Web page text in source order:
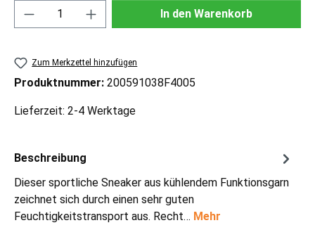
Produkt Anzahl: Gib den gewünschten
In den Warenkorb
Zum Merkzettel hinzufügen
Produktnummer: 200591038F4005
Lieferzeit: 2-4 Werktage
Beschreibung
Dieser sportliche Sneaker aus kühlendem Funktionsgarn
zeichnet sich durch einen sehr guten
Feuchtigkeitstransport aus. Recht… Mehr